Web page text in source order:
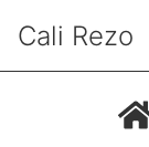
Cali Rezo